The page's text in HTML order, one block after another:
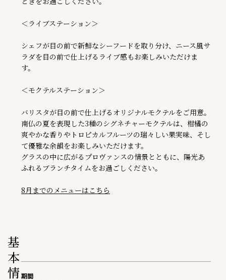
＜ライブステーション＞
シェフが目の前で新鮮なシーフードを取り分け、ニース風サ
ラダを目の前で仕上げるライブ感もお楽しみいただけま
す。
＜モクテルステーション＞
バリスタが目の前で仕上げるオリジナルモクテルをご用意。
南仏の夏を表現した3種のシグネチャーモクテルは、柑橘の
爽やかな香りやトロピカルフルーツの瑞々しい果実味、そし
て優雅な余韻をお楽しみいただけます。
グラスの中に広がるプロヴァンスの情景とともに、陽光あ
ふれるブランチタイムをお過ごしください。
8月までのメニューはこちら
基本情報期間